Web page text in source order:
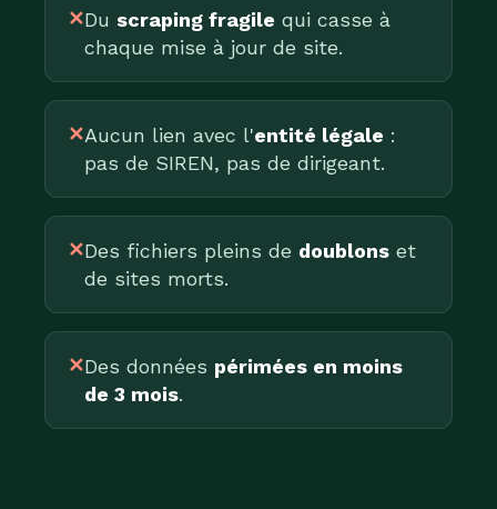
✕Du scraping fragile qui casse à
chaque mise à jour de site.
✕Aucun lien avec l'entité légale :
pas de SIREN, pas de dirigeant.
✕Des fichiers pleins de doublons et
de sites morts.
✕Des données périmées en moins
de 3 mois.